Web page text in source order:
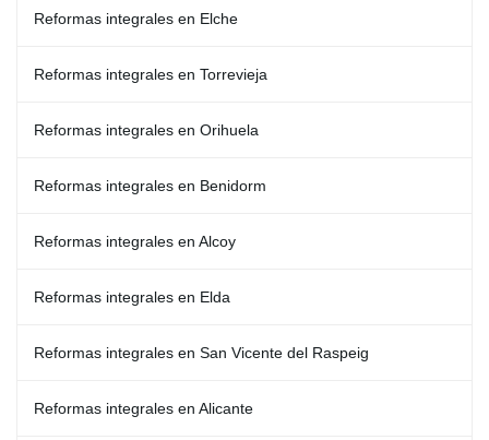
Reformas integrales en Elche
Reformas integrales en Torrevieja
Reformas integrales en Orihuela
Reformas integrales en Benidorm
Reformas integrales en Alcoy
Reformas integrales en Elda
Reformas integrales en San Vicente del Raspeig
Reformas integrales en Alicante